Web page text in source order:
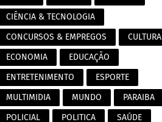
CIÊNCIA & TECNOLOGIA
CONCURSOS & EMPREGOS
CULTURA
ECONOMIA
EDUCAÇÃO
ENTRETENIMENTO
ESPORTE
MULTIMIDIA
MUNDO
PARAIBA
POLICIAL
POLITICA SAÚDE